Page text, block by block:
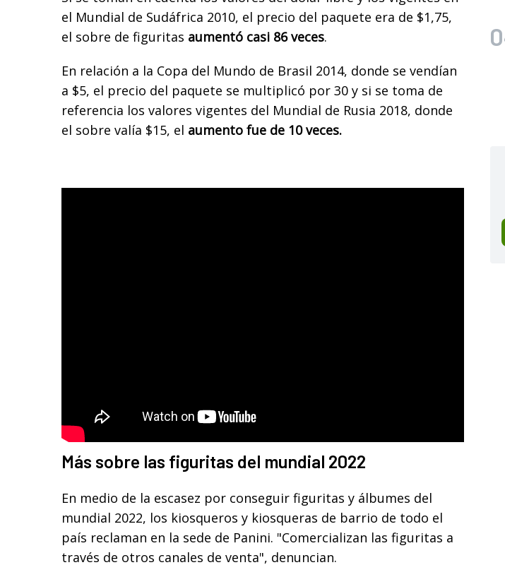
el Mundial de Sudáfrica 2010, el precio del paquete era de $1,75,
el sobre de figuritas aumentó casi 86 veces.
En relación a la Copa del Mundo de Brasil 2014, donde se vendían
a $5, el precio del paquete se multiplicó por 30 y si se toma de
referencia los valores vigentes del Mundial de Rusia 2018, donde
el sobre valía $15, el aumento fue de 10 veces.
Más sobre las figuritas del mundial 2022
En medio de la escasez por conseguir figuritas y álbumes del
mundial 2022, los kiosqueros y kiosqueras de barrio de todo el
país reclaman en la sede de Panini. "Comercializan las figuritas a
través de otros canales de venta", denuncian.